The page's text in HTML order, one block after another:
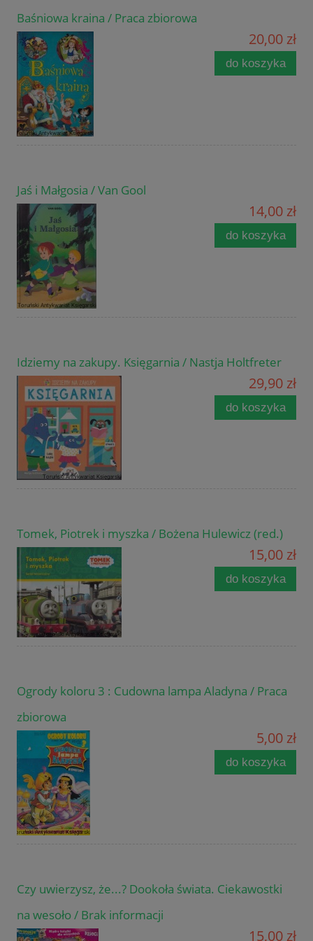
Baśniowa kraina / Praca zbiorowa
20,00 zł
do koszyka
Jaś i Małgosia / Van Gool
14,00 zł
do koszyka
Idziemy na zakupy. Księgarnia / Nastja Holtfreter
29,90 zł
do koszyka
Tomek, Piotrek i myszka / Bożena Hulewicz (red.)
15,00 zł
do koszyka
Ogrody koloru 3 : Cudowna lampa Aladyna / Praca
zbiorowa
5,00 zł
do koszyka
Czy uwierzysz, że...? Dookoła świata. Ciekawostki
na wesoło / Brak informacji
15,00 zł